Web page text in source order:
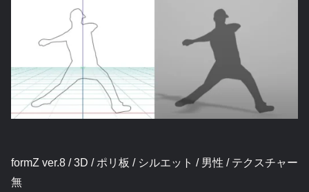
formZ ver.8 / 3D / ポリ板 / シルエット / 男性 / テクスチャー
無